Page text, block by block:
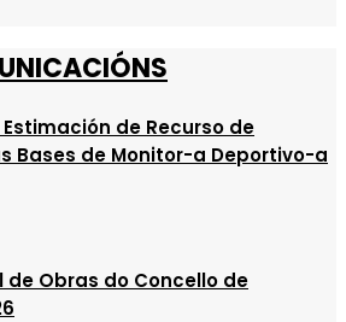
de Recurso de
Bases de Monitor-a Deportivo-a
de Obras do Concello de